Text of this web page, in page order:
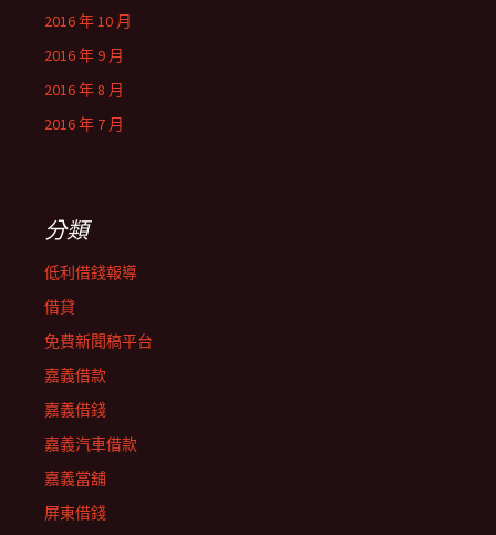
2016 年 10 月
2016 年 9 月
2016 年 8 月
2016 年 7 月
分類
低利借錢報導
借貸
免費新聞稿平台
嘉義借款
嘉義借錢
嘉義汽車借款
嘉義當舖
屏東借錢